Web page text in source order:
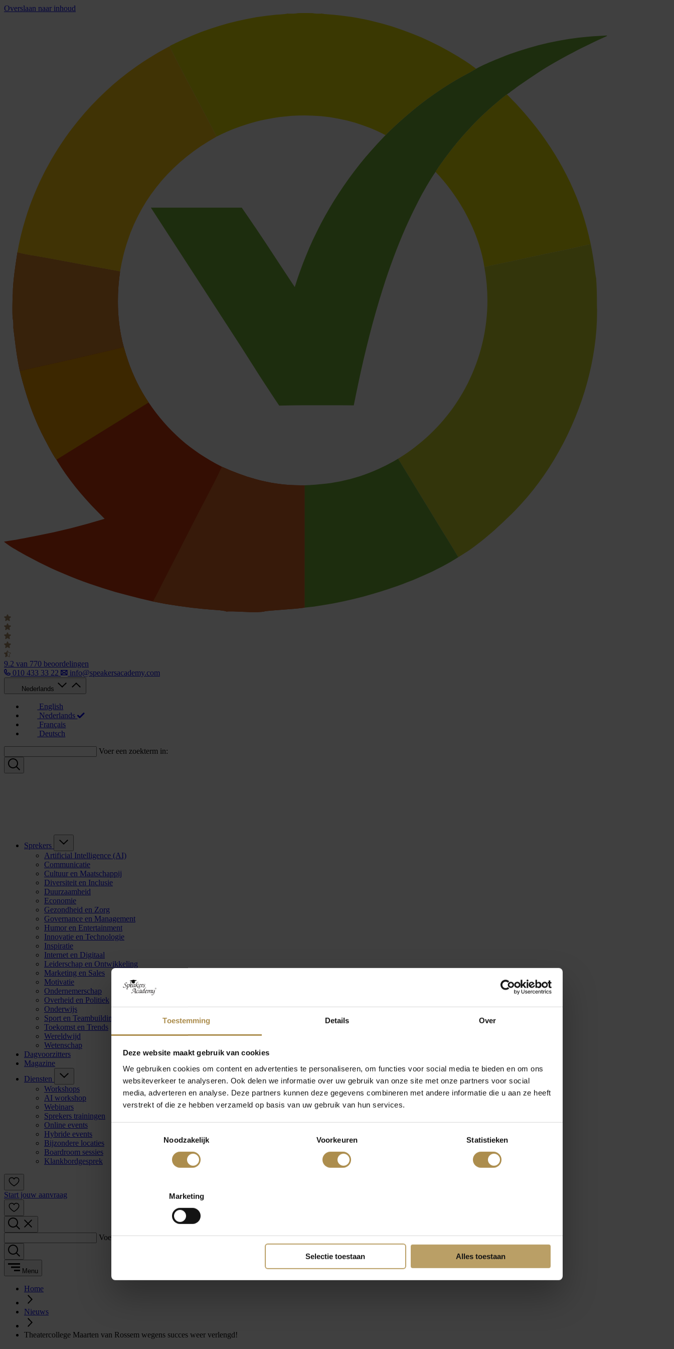
Toestemming Details Over
Deze website maakt gebruik van cookies
We gebruiken cookies om content en advertenties te personaliseren, om functies voor social media te bieden en om ons
websiteverkeer te analyseren. Ook delen we informatie over uw gebruik van onze site met onze partners voor social
media, adverteren en analyse. Deze partners kunnen deze gegevens combineren met andere informatie die u aan ze heeft
verstrekt of die ze hebben verzameld op basis van uw gebruik van hun services.
Noodzakelijk
Voorkeuren Statistieken
Marketing
Selectie toestaan Alles toestaan
Overslaan naar inhoud
9.2 van 770 beoordelingen
010 433 33 22
info@speakersacademy.com
Nederlands
English
Nederlands
Français
Deutsch
Voer een zoekterm in:
Sprekers
Artificial Intelligence (AI)
Communicatie
Cultuur en Maatschappij
Diversiteit en Inclusie
Duurzaamheid
Economie
Gezondheid en Zorg
Governance en Management
Humor en Entertainment
Innovatie en Technologie
Inspiratie
Internet en Digitaal
Leiderschap en Ontwikkeling
Marketing en Sales
Motivatie
Ondernemerschap
Overheid en Politiek
Onderwijs
Sport en Teambuilding
Toekomst en Trends
Wereldwijd
Wetenschap
Dagvoorzitters
Magazine
Diensten
Workshops
AI workshop
Webinars
Sprekers trainingen
Online events
Hybride events
Bijzondere locaties
Boardroom sessies
Klankbordgesprek
Start jouw aanvraag
Voer een zoekterm in:
Menu
Home
Nieuws
Theatercollege Maarten van Rossem wegens succes weer verlengd!